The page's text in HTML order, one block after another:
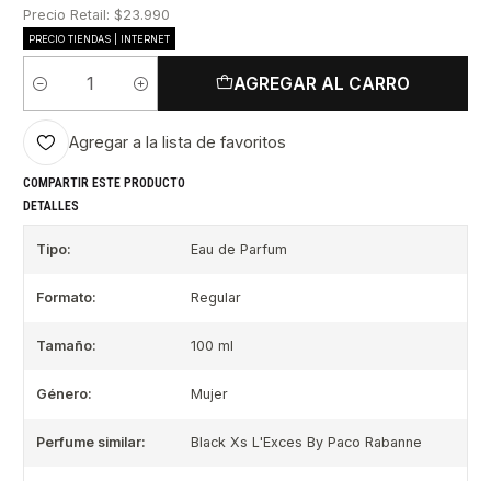
Precio Retail: $23.990
PRECIO TIENDAS | INTERNET
Cantidad
AGREGAR AL CARRO
Agregar a la lista de favoritos
COMPARTIR ESTE PRODUCTO
DETALLES
Tipo: Eau de Parfum
Formato: Regular
Tamaño: 100 ml
Género: Mujer
Perfume similar: Black Xs L'Exces By Paco Rabanne